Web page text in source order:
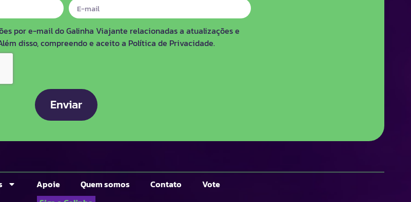
por e-mail do Galinha Viajante relacionadas a atualizações e
disso, compreendo e aceito a Política de Privacidade.
Enviar
Apoie Quem somos Contato
Vote